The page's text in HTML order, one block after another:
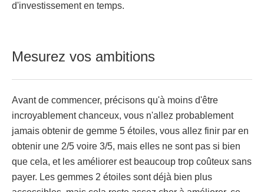
d'investissement en temps.
Mesurez vos ambitions
Avant de commencer, précisons qu'à moins d'être
incroyablement chanceux, vous n'allez probablement
jamais obtenir de gemme 5 étoiles, vous allez finir par en
obtenir une 2/5 voire 3/5, mais elles ne sont pas si bien
que cela, et les améliorer est beaucoup trop coûteux sans
payer. Les gemmes 2 étoiles sont déjà bien plus